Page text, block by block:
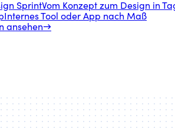
SprintVom Konzept zum Design in
Internes Tool oder App nach Maß
ansehen→